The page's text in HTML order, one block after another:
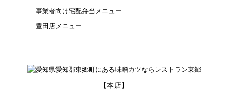
事業者向け宅配弁当メニュー
豊田店メニュー
【本店】